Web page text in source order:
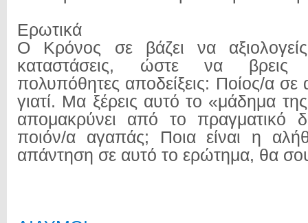
Ερωτικά
Ο Κρόνος σε βάζει να
καταστάσεις, ώστε να βρεις
πολυπόθητες αποδείξεις: Ποίος/α
γιατί. Μα ξέρεις αυτό το «μάδημα
απομακρύνει από το πραγματικό
ποιόν/α αγαπάς; Ποια είναι η
απάντηση σε αυτό το ερώτημα, θα